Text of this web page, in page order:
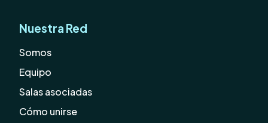
Nuestra Red
Somos
Equipo
Salas asociadas
Cómo unirse